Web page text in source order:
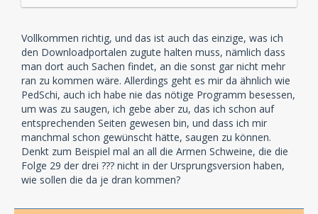
Vollkommen richtig, und das ist auch das einzige, was ich
den Downloadportalen zugute halten muss, nämlich dass
man dort auch Sachen findet, an die sonst gar nicht mehr
ran zu kommen wäre. Allerdings geht es mir da ähnlich wie
PedSchi, auch ich habe nie das nötige Programm besessen,
um was zu saugen, ich gebe aber zu, das ich schon auf
entsprechenden Seiten gewesen bin, und dass ich mir
manchmal schon gewünscht hätte, saugen zu können.
Denkt zum Beispiel mal an all die Armen Schweine, die die
Folge 29 der drei ??? nicht in der Ursprungsversion haben,
wie sollen die da je dran kommen?